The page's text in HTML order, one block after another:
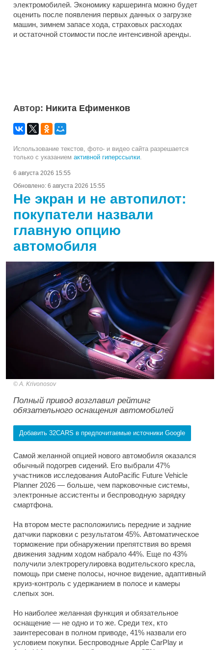
электромобилей. Экономику каршеринга можно будет
оценить после появления первых данных о загрузке
машин, зимнем запасе хода, страховых расходах
и остаточной стоимости после интенсивной аренды.
Автор: Никита Ефименков
Использование текстов, фото- и видео сайта разрешается
только с указанием активной гиперссылки.
6 августа 2026 15:55
Обновлено: 6 августа 2026 15:55
Не экран и не автопилот:
покупатели назвали
главную опцию
автомобиля
A. Krivonosov
Полный привод возглавил рейтинг
обязательного оснащения автомобилей
Добавить 32CARS в предпочитаемые источники Google
Самой желанной опцией нового автомобиля оказался
обычный подогрев сидений. Его выбрали 47%
участников исследования AutoPacific Future Vehicle
Planner 2026 — больше, чем парковочные системы,
электронные ассистенты и беспроводную зарядку
смартфона.
На втором месте расположились передние и задние
датчики парковки с результатом 45%. Автоматическое
торможение при обнаружении препятствия во время
движения задним ходом набрало 44%. Еще по 43%
получили электрорегулировка водительского кресла,
помощь при смене полосы, ночное видение, адаптивный
круиз-контроль с удержанием в полосе и камеры
слепых зон.
Но наиболее желанная функция и обязательное
оснащение — не одно и то же. Среди тех, кто
заинтересован в полном приводе, 41% назвали его
условием покупки. Беспроводные Apple CarPlay и